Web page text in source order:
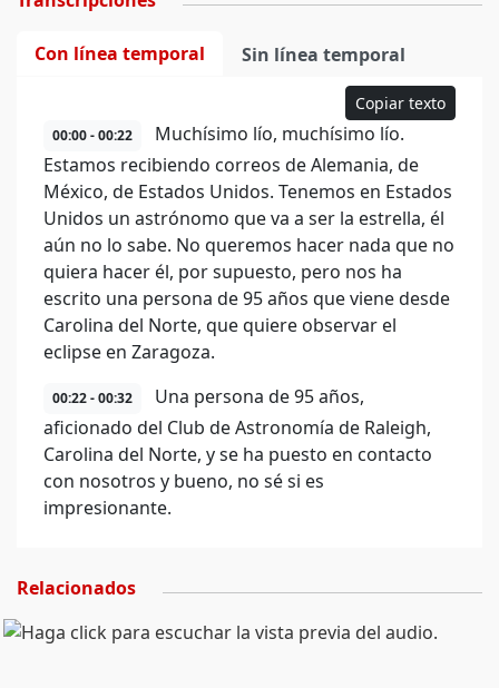
Con línea temporal Sin línea temporal
Copiar texto
00:00 - 00:22
Muchísimo lío, muchísimo lío.
Estamos recibiendo correos de Alemania, de
México, de Estados Unidos. Tenemos en Estados
Unidos un astrónomo que va a ser la estrella, él
aún no lo sabe. No queremos hacer nada que no
quiera hacer él, por supuesto, pero nos ha
escrito una persona de 95 años que viene desde
Carolina del Norte, que quiere observar el
eclipse en Zaragoza.
00:22 - 00:32
Una persona de 95 años,
aficionado del Club de Astronomía de Raleigh,
Carolina del Norte, y se ha puesto en contacto
con nosotros y bueno, no sé si es
impresionante.
Relacionados